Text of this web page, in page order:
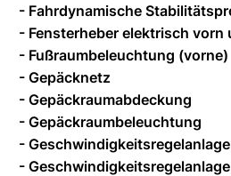
- Fahrdynamische
- Fensterheber elektrisch vorn
- Fußraumbeleuchtung (vorne)
- Gepäcknetz
- Gepäckraumabdeckung
- Gepäckraumbeleuchtung
-
-